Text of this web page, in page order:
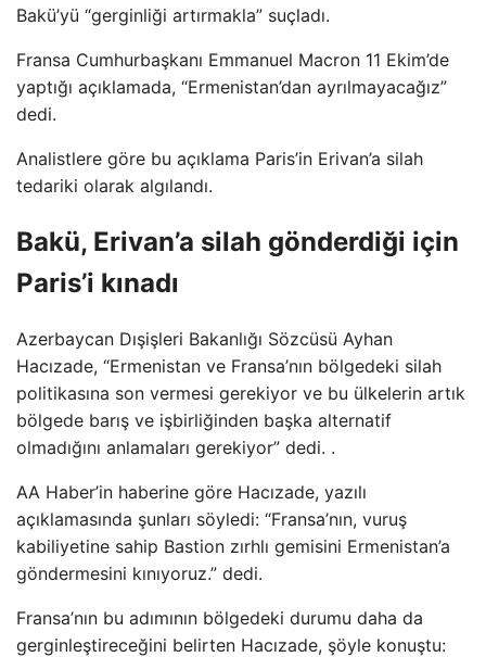
Bakü’yü “gerginliği artırmakla” suçladı.
Fransa Cumhurbaşkanı Emmanuel Macron 11 Ekim’de
yaptığı açıklamada, “Ermenistan’dan ayrılmayacağız”
dedi.
Analistlere göre bu açıklama Paris’in Erivan’a silah
tedariki olarak algılandı.
Bakü, Erivan’a silah gönderdiği için
Paris’i kınadı
Azerbaycan Dışişleri Bakanlığı Sözcüsü Ayhan
Hacızade, “Ermenistan ve Fransa’nın bölgedeki silah
politikasına son vermesi gerekiyor ve bu ülkelerin artık
bölgede barış ve işbirliğinden başka alternatif
olmadığını anlamaları gerekiyor” dedi. .
AA Haber’in haberine göre Hacızade, yazılı
açıklamasında şunları söyledi: “Fransa’nın, vuruş
kabiliyetine sahip Bastion zırhlı gemisini Ermenistan’a
göndermesini kınıyoruz.” dedi.
Fransa’nın bu adımının bölgedeki durumu daha da
gerginleştireceğini belirten Hacızade, şöyle konuştu: